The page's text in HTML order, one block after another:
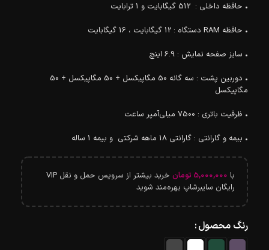
• حافظه داخلی : 512 گیگابایت و 1 ترابایت
• حافظه RAM دستگاه : 12 گیگابایت ، 16 گیگابایت
• سایز صفحه نمایش : 6.9 اینچ
• دوربین پشت : سه گانه 50 مگاپیکسل + 50 مگاپیکسل + 50
مگاپیکسل
• ظرفیت باتری : 7500 میلی‌آمپر ساعت
• بیمه و گارانتی : گارانتی 18 ماهه شرکتی و بیمه 1 ساله
با 5,000,000 تومان
خرید بیشتر از سرویس حمل و نقل VIP
رایگان سایبرشاپ بهره‌مند شوید
رنگ محصول